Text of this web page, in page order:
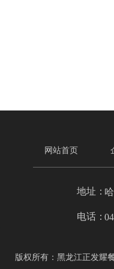
网站首页
地址：
电话：
版权所有：黑龙江正发耀